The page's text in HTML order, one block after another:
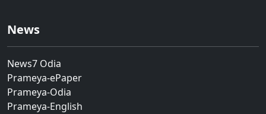
News
News7 Odia
Prameya-ePaper
Prameya-Odia
Prameya-English